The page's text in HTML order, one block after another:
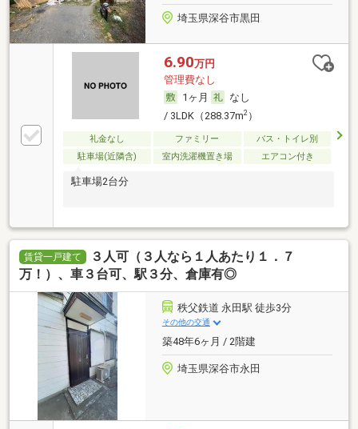
埼玉県深谷市黒田
6.90万円
管理費なし
1ヶ月
なし
/ 3LDK（288.37m2）
礼金なし ファミリー
バス・トイレ別
駐車場(近隣含)
室内洗濯機置き場 エアコン付き
駐車場2台分
賃貸一戸建て
３人可（３人なら１人あたり１．７
万！）、車３台可、駅３分、倉庫有◎
秩父鉄道 永田駅 徒歩3分
その他の交通
築48年6ヶ月 / 2階建
埼玉県深谷市永田